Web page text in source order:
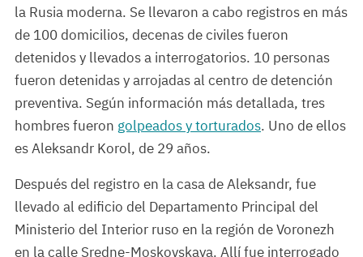
la Rusia moderna. Se llevaron a cabo registros en más
de 100 domicilios, decenas de civiles fueron
detenidos y llevados a interrogatorios. 10 personas
fueron detenidas y arrojadas al centro de detención
preventiva. Según información más detallada, tres
hombres fueron golpeados y torturados. Uno de ellos
es Aleksandr Korol, de 29 años.
Después del registro en la casa de Aleksandr, fue
llevado al edificio del Departamento Principal del
Ministerio del Interior ruso en la región de Voronezh
en la calle Sredne-Moskovskaya. Allí fue interrogado